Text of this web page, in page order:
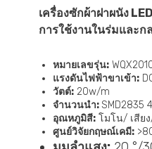
เครื่องซักผ้าฝาผนัง
การใช้งานในร่มและก
หมายเลขรุ่น:
แรงดันไฟฟ้าขาเข้า:
วัตต์: 20w/m
จำนวนนำ:SMD2835
อุณหภูมิสี: โมโน/ เสียง
ศูนย์วิจัยกฤษณ์เคมี: